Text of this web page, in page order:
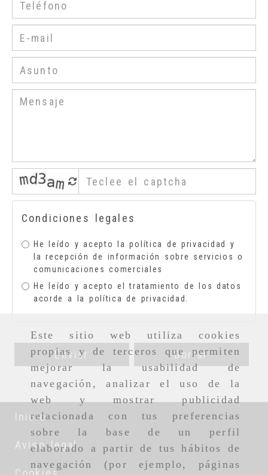
Este sitio web utiliza cookies
propias y de terceros que permiten
mejorar la usabilidad de
navegación, analizar el uso de la
web y mostrar publicidad
relacionada con tus preferencias
sobre la base de un perfil
elaborado a partir de tus hábitos de
navegación (por ejemplo, páginas
Condiciones legales
He leído y acepto lapolítica de privacidad
y
la recepción de información sobre servicios o
comunicaciones comerciales
He leído y acepto el tratamiento de los datos
acorde a la política de privacidad
Enviar Borrar
Inicio
Aviso legal